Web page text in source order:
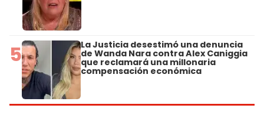
5 La Justicia desestimó una denuncia
de Wanda Nara contra Alex Caniggia
que reclamará una millonaria
compensación económica